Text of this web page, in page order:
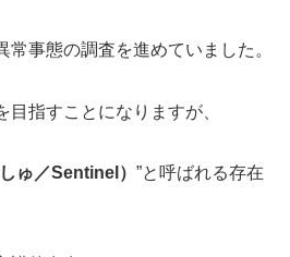
事態の調査を進めていました。
指すことになりますが、
ゅ／Sentinel） ”と呼ばれる存在